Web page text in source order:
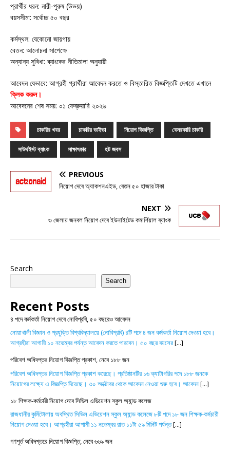
প্রার্থীর ধরন: নারী-পুরুষ (উভয়)
বয়সসীমা: সর্বোচ্চ ৫০ বছর
কর্মস্থল: যেকোনো জায়গায়
বেতন: আলোচনা সাপেক্ষে
অন্যান্য সুবিধা: ব্যাংকের নীতিমালা অনুযায়ী
আবেদন যেভাবে: আগ্রহী প্রার্থীরা আবেদন করতে ও বিস্তারিত বিজ্ঞপ্তিটি দেখতে এখানে
ক্লিক করুন।
আবেদনের শেষ সময়: ০১ ফেব্রুয়ারি ২০২৬
চাকরির খবর চাকরির ভাইভা নিয়োগ বিজ্ঞপ্তি বেসরকারি চাকরি
সাউথইস্ট ব্যাংক সাক্ষাৎকার হট জবস
PREVIOUS
নিয়োগ দেবে অ্যাকশনএইড, বেতন ৫০ হাজার টাকা
NEXT
৩ জেলায় জনবল নিয়োগ দেবে ইউনাইটেড কমার্শিয়াল ব্যাংক
Search
Search
Recent Posts
৪ পদে কর্মকর্তা নিয়োগ দেবে নোবিপ্রবি, ৫০ বছরেও আবেদন
নোয়াখালী বিজ্ঞান ও প্রযুক্তি বিশ্ববিদ্যালয়ে (নোবিপ্রবি) ৪টি পদে ৪ জন কর্মকর্তা নিয়োগ দেওয়া হবে।
আগ্রহীরা আগামী ১০ নভেম্বর পর্যন্ত আবেদন করতে পারবেন। ৫০ বছর বয়সের[...]
পরিবেশ অধিদপ্তর নিয়োগ বিজ্ঞপ্তি প্রকাশ, নেবে ১৮৮ জন
পরিবেশ অধিদপ্তর নিয়োগ বিজ্ঞপ্তি প্রকাশ করেছে। প্রতিষ্ঠানটির ১৬ ক্যাটাগরির পদে ১৮৮ জনকে
নিয়োগের লক্ষ্যে এ বিজ্ঞপ্তি দিয়েছে। ৩০ অক্টোবর থেকে আবেদন নেওয়া শুরু হবে। আবেদন[...]
১৮ শিক্ষক-কর্মচারী নিয়োগ দেবে সিভিল এভিয়েশন স্কুল অ্যান্ড কলেজ
রাজধানীর কুর্মিটোলায় অবস্থিত সিভিল এভিয়েশন স্কুল অ্যান্ড কলেজে ৮টি পদে ১৮ জন শিক্ষক-কর্মচারী
নিয়োগ দেওয়া হবে। আগ্রহীরা আগামী ১১ নভেম্বর রাত ১১টা ৫৯ মিনিট পর্যন্ত[...]
গণপূর্ত অধিদপ্তরে নিয়োগ বিজ্ঞপ্তি, নেবে ৬৬৯ জন